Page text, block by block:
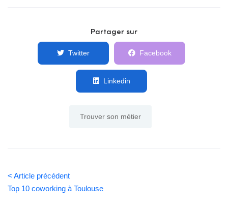
Partager sur
Twitter Facebook
Linkedin
Trouver son métier
< Article précédent
Top 10 coworking à Toulouse